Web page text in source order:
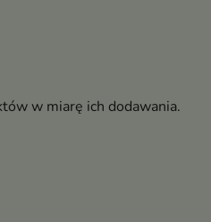
w miarę ich dodawania.